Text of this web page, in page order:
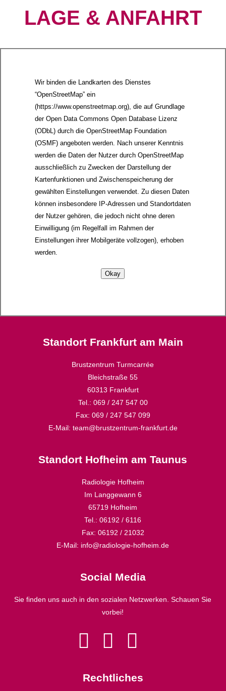
LAGE & ANFAHRT
Wir binden die Landkarten des Dienstes
“OpenStreetMap” ein
(https://www.openstreetmap.org), die auf Grundlage
der Open Data Commons Open Database Lizenz
(ODbL) durch die OpenStreetMap Foundation
(OSMF) angeboten werden. Nach unserer Kenntnis
werden die Daten der Nutzer durch OpenStreetMap
ausschließlich zu Zwecken der Darstellung der
Kartenfunktionen und Zwischenspeicherung der
gewählten Einstellungen verwendet. Zu diesen Daten
können insbesondere IP-Adressen und Standortdaten
der Nutzer gehören, die jedoch nicht ohne deren
Einwilligung (im Regelfall im Rahmen der
Einstellungen ihrer Mobilgeräte vollzogen), erhoben
werden.
Standort Frankfurt am Main
Brustzentrum Turmcarrée
Bleichstraße 55
60313 Frankfurt
Tel.: 069 / 247 547 00
Fax: 069 / 247 547 099
E-Mail: team@brustzentrum-frankfurt.de
Standort Hofheim am Taunus
Radiologie Hofheim
Im Langgewann 6
65719 Hofheim
Tel.: 06192 / 6116
Fax: 06192 / 21032
E-Mail: info@radiologie-hofheim.de
Social Media
Sie finden uns auch in den sozialen Netzwerken. Schauen Sie
vorbei!
Rechtliches